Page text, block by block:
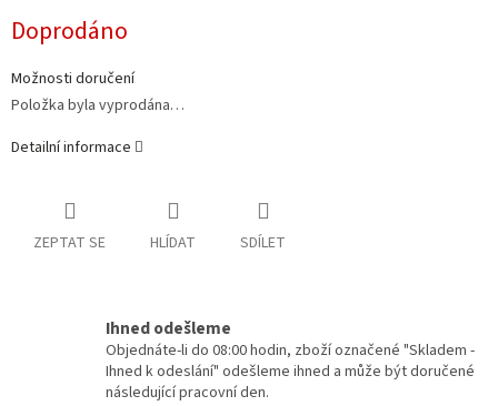
cena:
Doprodáno
Možnosti doručení
Položka byla vyprodána…
Detailní informace
ZEPTAT SE HLÍDAT SDÍLET
Ihned odešleme
Objednáte-li do 08:00 hodin, zboží označené "Skladem -
Ihned k odeslání" odešleme ihned a může být doručené
následující pracovní den.